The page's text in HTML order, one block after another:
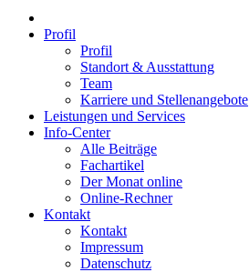
Profil
Profil
Standort & Ausstattung
Team
Karriere und Stellenangebote
Leistungen und Services
Info-Center
Alle Beiträge
Fachartikel
Der Monat online
Online-Rechner
Kontakt
Kontakt
Impressum
Datenschutz